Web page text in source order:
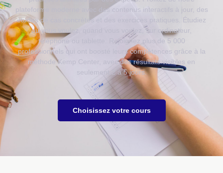
plateforme moderne avec des contenus interactifs à jour, des
études de cas concrètes et des exercices pratiques. Étudiez
où vous voulez, quand vous voulez, sur ordinateur,
téléphone ou tablette. Rejoignez plus de 5 000
professionnels qui ont boosté leurs compétences grâce à la
méthode Kemp Center, avec des résultats visibles en
seulement 2 à 5 jours.
Choisissez votre cours